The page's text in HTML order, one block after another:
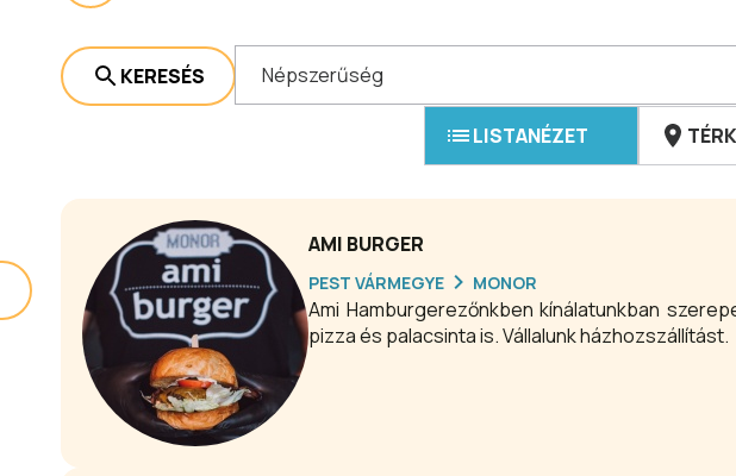
KERESÉS Népszerűség
LISTANÉZET
AMI BURGER
PEST VÁRMEGYE MONOR
Ami Hamburgerezőnkben kínálatunkban
pizza és palacsinta is. Vállalunk házhozszállítást.